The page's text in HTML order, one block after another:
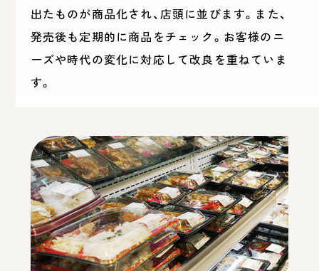
出たものが商品化され、店頭に並びます。また、
発売後も定期的に商品をチェック。お客様のニ
ーズや時代の変化に対応して改良を重ねていま
す。